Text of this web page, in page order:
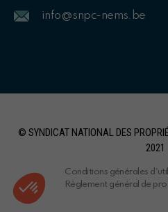
info@snpc-nems.be
© SYNDICAT NATIONAL DES
2021
Conditions générales
Règlement général de